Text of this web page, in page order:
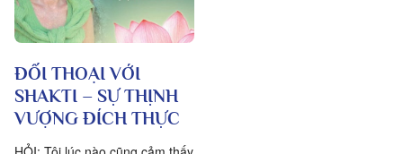
ĐỐI THOẠI VỚI
SHAKTI – SỰ THỊNH
VƯỢNG ĐÍCH THỰC